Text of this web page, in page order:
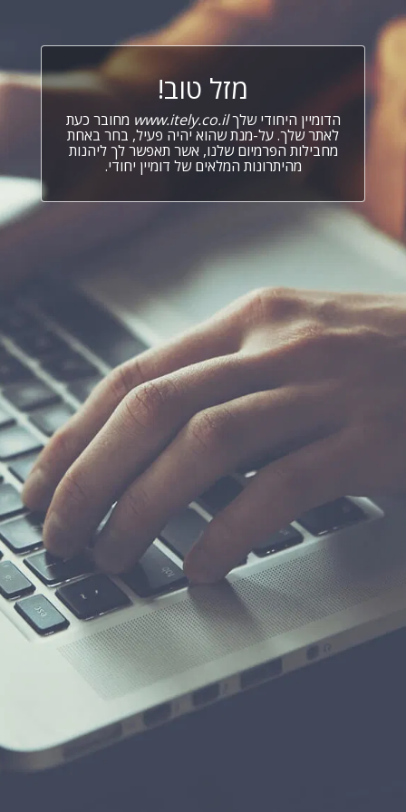
מזל טוב!
הדומיין היחודי שלךwww.itely.co.il מחובר כעת
לאתר שלך. על-מנת שהוא יהיה פעיל, בחר באחת
מחבילות הפרמיום שלנו, אשר תאפשר לך ליהנות
מהיתרונות המלאים של דומיין יחודי.